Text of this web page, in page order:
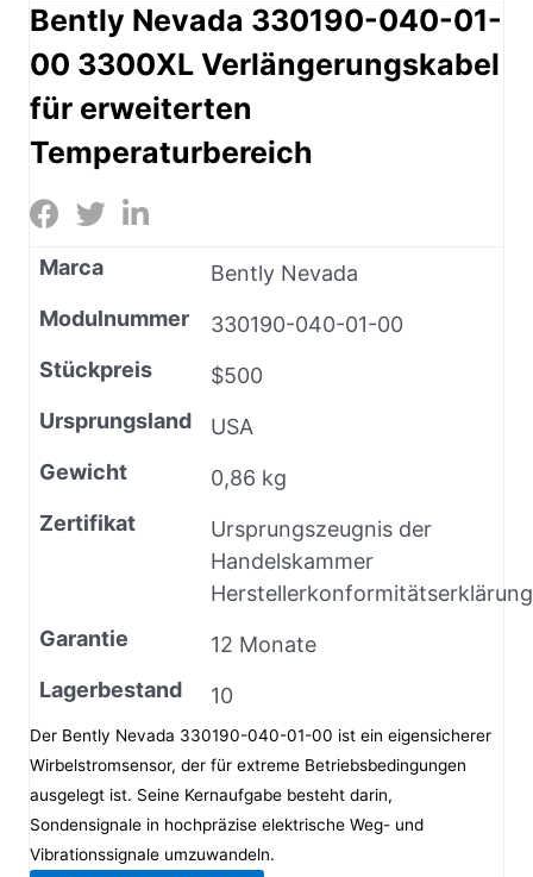
Bently Nevada 330190-040-01-
00 3300XL Verlängerungskabel
für erweiterten
Temperaturbereich
Marca
Bently Nevada
Modulnummer
330190-040-01-00
Stückpreis
$500
Ursprungsland
USA
Gewicht
0,86 kg
Zertifikat
Ursprungszeugnis der
Handelskammer
Herstellerkonformitätserklärung
Garantie
12 Monate
Lagerbestand
10
Der Bently Nevada 330190-040-01-00 ist ein eigensicherer
Wirbelstromsensor, der für extreme Betriebsbedingungen
ausgelegt ist. Seine Kernaufgabe besteht darin,
Sondensignale in hochpräzise elektrische Weg- und
Vibrationssignale umzuwandeln.